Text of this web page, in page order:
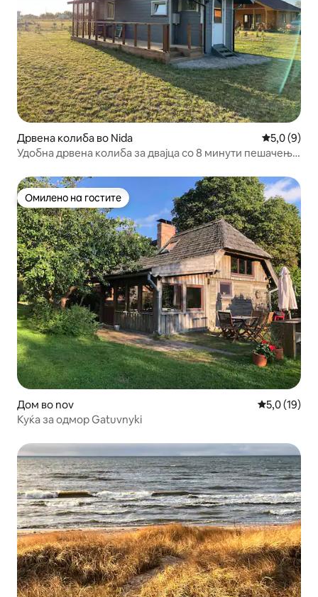
Дрвена колиба во Nida Просечна
5,0 (9)
Удобна дрвена колиба за двајца со 8 минути пешачење
Омилено на гостите
Омилено на гостите
Дом во nov Просечна
5,0 (19)
Куќа за одмор Gatuvnyki